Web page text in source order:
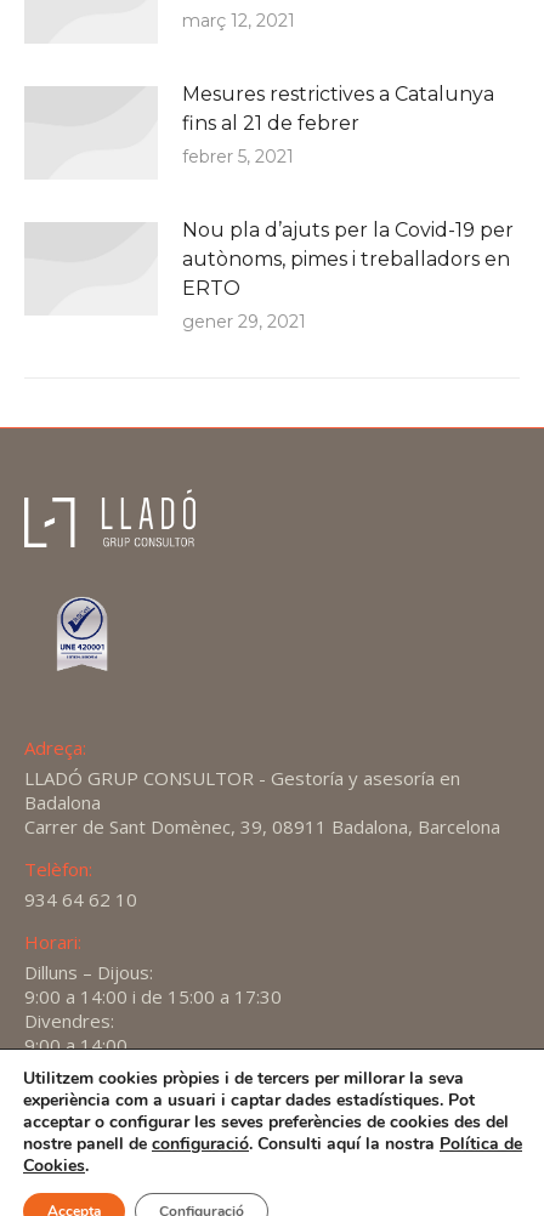
març 12, 2021
Mesures restrictives a Catalunya
fins al 21 de febrer
febrer 5, 2021
Nou pla d’ajuts per la Covid-19 per
autònoms, pimes i treballadors en
ERTO
gener 29, 2021
Adreça:
LLADÓ GRUP CONSULTOR - Gestoría y asesoría en
Badalona
Carrer de Sant Domènec, 39, 08911 Badalona, Barcelona
Telèfon:
934 64 62 10
Horari:
Dilluns – Dijous:
9:00 a 14:00 i de 15:00 a 17:30
Divendres:
9:00 a 14:00
Find us on:
X
page
opens
in
YouTube
page
opens
in
Linkedin
page
in
2026 - Política de privacitat
Utilitzem cookies pròpies i de tercers per millorar la seva
experiència com a usuari i captar dades estadístiques. Pot
acceptar o configurar les seves preferències de cookies des del
nostre panell de configuració. Consulti aquí la nostra Política de
Cookies.
Accepta Configuració